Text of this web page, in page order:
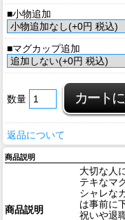
■小物追加
■マグカップ追加
数量
返品について
商品説明
商品説明
大切な人
テキなマ
シャレな
は事前に
祝いや退